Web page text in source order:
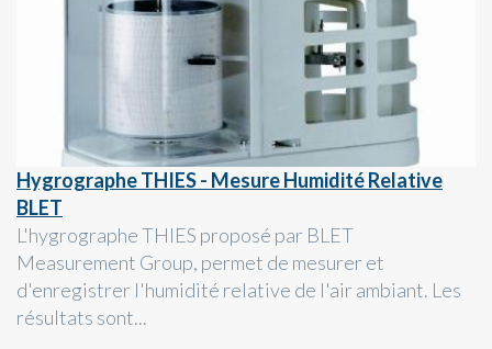
Hygrographe THIES - Mesure Humidité Relative
BLET
L'hygrographe THIES proposé par BLET
Measurement Group, permet de mesurer et
d'enregistrer l'humidité relative de l'air ambiant. Les
résultats sont...